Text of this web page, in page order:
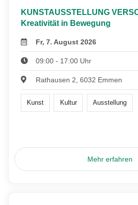
KUNSTAUSSTELLUNG
Kreativität in Bewegung
Fr, 7. August 2026
09:00 - 17:00 Uhr
Rathausen 2, 6032 Emmen
Kunst Kultur Ausstellung
Mehr erfahren